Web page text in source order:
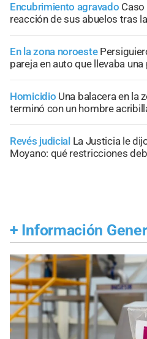
Encubrimiento agravado
reacción de sus abuelos tras
En la zona noroeste
pareja en auto que llevaba
Homicidio Una balacera en la
terminó con un hombre
Revés judicial La Justicia le
Moyano: qué restricciones
+ Información